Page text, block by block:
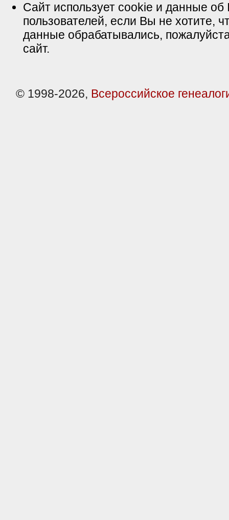
Сайт использует cookie и данные об
пользователей, если Вы не хотите,
данные обрабатывались,
сайт.
© 1998-2026, Всероссийское